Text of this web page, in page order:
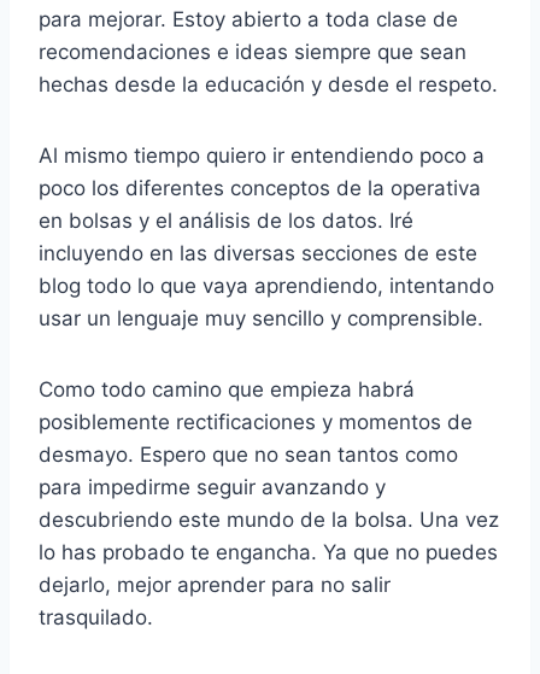
para mejorar. Estoy abierto a toda clase de
recomendaciones e ideas siempre que sean
hechas desde la educación y desde el respeto.
Al mismo tiempo quiero ir entendiendo poco a
poco los diferentes conceptos de la operativa
en bolsas y el análisis de los datos. Iré
incluyendo en las diversas secciones de este
blog todo lo que vaya aprendiendo, intentando
usar un lenguaje muy sencillo y comprensible.
Como todo camino que empieza habrá
posiblemente rectificaciones y momentos de
desmayo. Espero que no sean tantos como
para impedirme seguir avanzando y
descubriendo este mundo de la bolsa. Una vez
lo has probado te engancha. Ya que no puedes
dejarlo, mejor aprender para no salir
trasquilado.